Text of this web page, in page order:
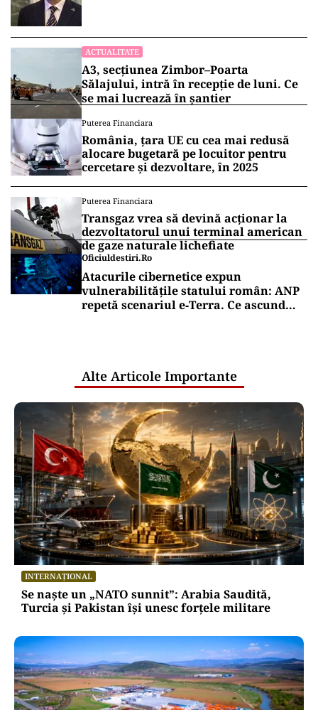
ACTUALITATE
A3, secțiunea Zimbor–Poarta
Sălajului, intră în recepție de luni. Ce
se mai lucrează în șantier
Puterea Financiara
România, țara UE cu cea mai redusă
alocare bugetară pe locuitor pentru
cercetare și dezvoltare, în 2025
Puterea Financiara
Transgaz vrea să devină acționar la
dezvoltatorul unui terminal american
de gaze naturale lichefiate
Oficiuldestiri.ro
Atacurile cibernetice expun
vulnerabilitățile statului român: ANP
repetă scenariul e‑Terra. Ce ascund
Alte Articole Importante
INTERNAȚIONAL
Se naște un „NATO sunnit”: Arabia Saudită,
Turcia și Pakistan își unesc forțele militare